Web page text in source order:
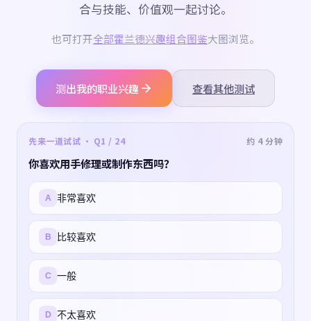
合与技能、价值观一起讨论。
也可打开全部霍兰德兴趣组合图鉴大图浏览。
测出我的职业兴趣 查看其他测试
先来一道试试 · Q1 / 24 约 4 分钟
你喜欢用手修理或制作东西吗？
A 非常喜欢
B 比较喜欢
C 一般
D 不太喜欢